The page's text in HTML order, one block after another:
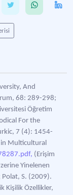
And
68: 289-298;
Öğretim
For the
7 (4): 1454-
in Multicultural
(Erişim
Yinelenen
S. (2009).
Kişilik Özellikler,